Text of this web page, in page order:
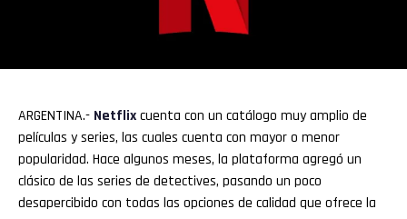
ARGENTINA.- Netflixcuenta con un catálogo muy amplio de
películas y series, las cuales cuenta con mayor o menor
popularidad. Hace algunos meses, la plataforma agregó un
clásico de las series de detectives, pasando un poco
desapercibido con todas las opciones de calidad que ofrece la